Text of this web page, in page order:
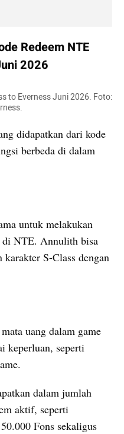
Redeem NTE
2026
to Everness Juni 2026. Foto:
didapatkan dari kode
berbeda di dalam
untuk melakukan
di NTE. Annulith bisa
S-Class dengan
uang dalam game
keperluan, seperti
dalam jumlah
aktif, seperti
Fons sekaligus